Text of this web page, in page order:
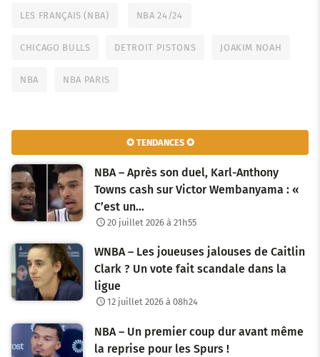
LES FRANÇAIS (NBA) NBA 24/24
CHICAGO BULLS DETROIT PISTONS JOAKIM NOAH
NBA NBA PARIS
✪ TENDANCES ✪
NBA – Après son duel, Karl-Anthony
Towns cash sur Victor Wembanyama : «
C’est un…
20 juillet 2026 à 21h55
WNBA – Les joueuses jalouses de Caitlin
Clark ? Un vote fait scandale dans la
ligue
12 juillet 2026 à 08h24
NBA – Un premier coup dur avant même
la reprise pour les Spurs !